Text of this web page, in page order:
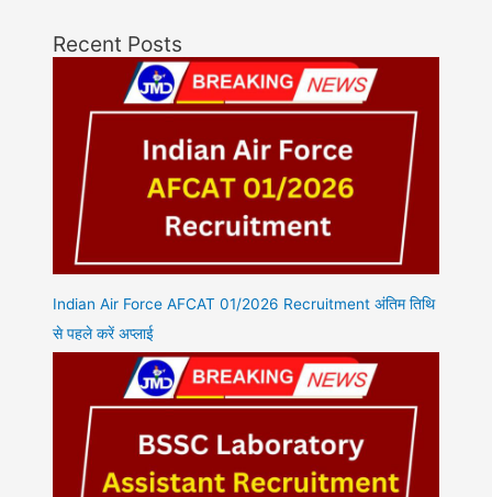
Recent Posts
Indian Air Force AFCAT 01/2026 Recruitment अंतिम तिथि
से पहले करें अप्लाई